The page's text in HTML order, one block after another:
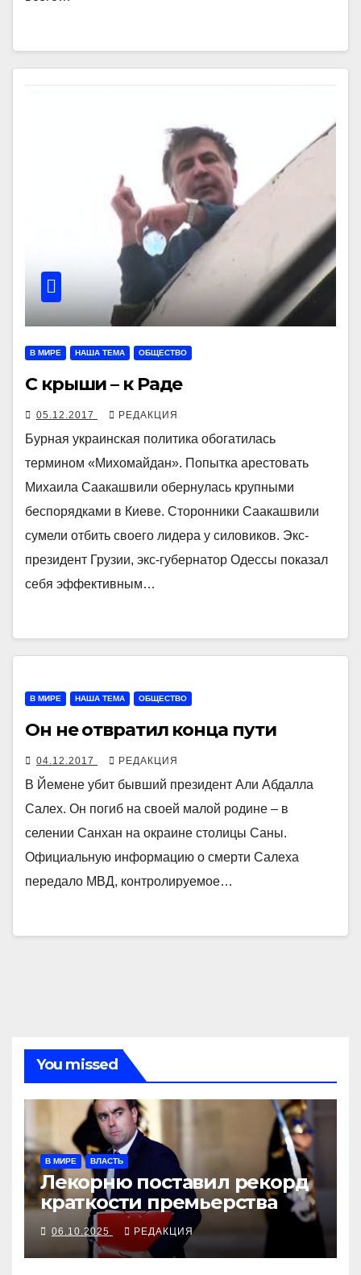
В МИРЕ НАША ТЕМА ОБЩЕСТВО
С крыши – к Раде
05.12.2017 РЕДАКЦИЯ
Бурная украинская политика обогатилась
термином «Михомайдан». Попытка арестовать
Михаила Саакашвили обернулась крупными
беспорядками в Киеве. Сторонники Саакашвили
сумели отбить своего лидера у силовиков. Экс-
президент Грузии, экс-губернатор Одессы показал
себя эффективным…
В МИРЕ НАША ТЕМА ОБЩЕСТВО
Он не отвратил конца пути
04.12.2017 РЕДАКЦИЯ
В Йемене убит бывший президент Али Абдалла
Салех. Он погиб на своей малой родине – в
селении Санхан на окраине столицы Саны.
Официальную информацию о смерти Салеха
передало МВД, контролируемое…
You missed
В МИРЕ ВЛАСТЬ
Лекорню поставил рекорд
краткости премьерства
06.10.2025 РЕДАКЦИЯ